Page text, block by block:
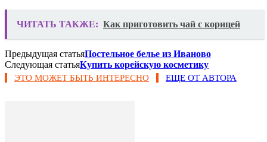
ЧИТАТЬ ТАКЖЕ: Как приготовить чай с корицей
Предыдущая статьяПостельное белье из Иваново
Следующая статьяКупить корейскую косметику
ЭТО МОЖЕТ БЫТЬ ИНТЕРЕСНО ЕЩЕ ОТ АВТОРА